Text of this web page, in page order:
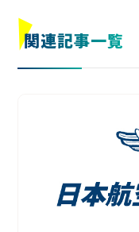
関連記事一覧